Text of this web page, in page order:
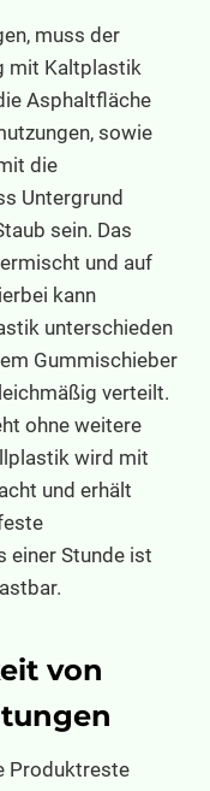
muss der
mit Kaltplastik
Asphaltfläche
sowie
die
Untergrund
sein. Das
und auf
kann
unterschieden
Gummischieber
verteilt.
ohne weitere
wird mit
und erhält
einer Stunde ist
von
Produktreste